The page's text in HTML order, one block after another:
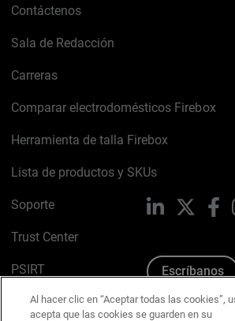
Contáctenos
Sala de Redacción
Carreras
Comparar electrodomésticos Firebox
Herramienta de talla Firebox
Lista de productos y SKUs
Soporte
Trust Center
PSIRT
Política de cookies
LinkedIn
Escríbanos
Al hacer clic en “Aceptar todas las cookies”,
acepta que las cookies se guarden en su